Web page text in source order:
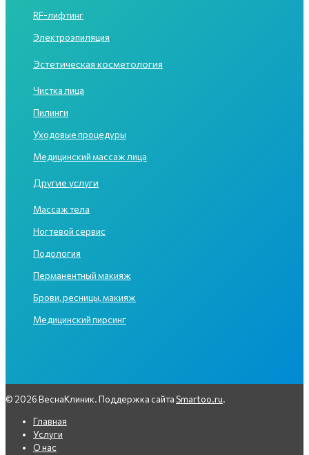
RF-лифтинг
Электроэпиляция
Эстетическая косметология
Чистка лица
Пилинги
Уходовые процедуры
Медицинский массаж лица
Другие услуги
Массаж тела
Ногтевой сервис
Подология
Перманентный макияж
Брови, ресницы, макияж
Медицинский пирсинг
© 2026 ВеснаКлиник. Поддержка сайта Smartoo.ru.
Главная
Услуги
О нас